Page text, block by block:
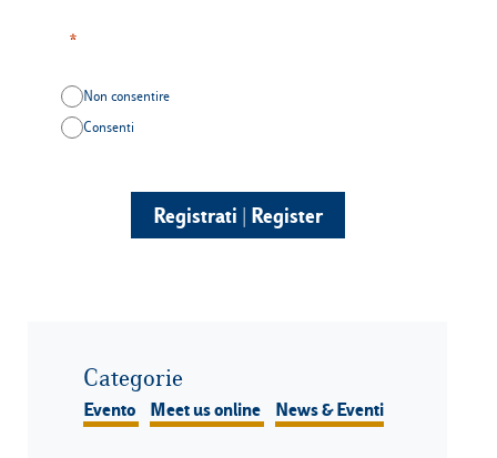
Non consentire
Consenti
Registrati | Register
Categorie
Evento Meet us online News & Eventi